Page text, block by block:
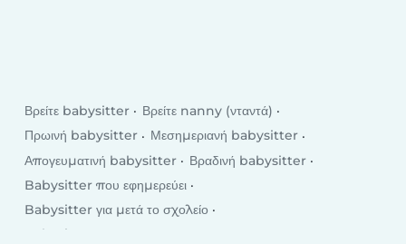
Βρείτε babysitter
Βρείτε nanny (νταντά)
Πρωινή babysitter
Μεσημεριανή babysitter
Απογευματινή babysitter
Βραδινή babysitter
Babysitter που εφημερεύει
Babysitter για μετά το σχολείο
Babysitter για τις καθημερινές